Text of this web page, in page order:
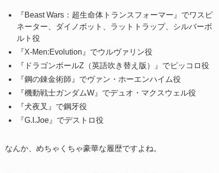
『Beast Wars：超生命体トランスフォーマー』でワスピ
ネーター、ダイノボット、ラットトラップ、シルバーボ
ルト役
『X-Men:Evolution』でウルヴァリン役
『ドラゴンボールZ（英語吹き替え版）』でピッコロ役
『鋼の錬金術師』でヴァン・ホーエンハイム役
『機動戦士ガンダムW』でデュオ・マクスウェル役
『犬夜叉』で鋼牙役
『G.I.Joe』でデストロ役
なんか、めちゃくちゃ豪華な履歴ですよね。